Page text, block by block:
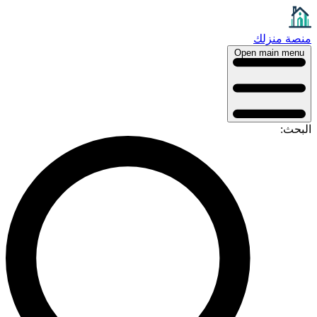
منصة منزلك
Open main menu
البحث: